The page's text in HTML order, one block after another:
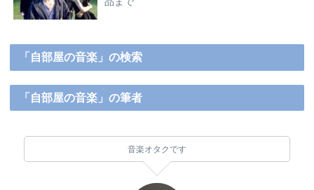
「自部屋の音楽」の検索
「自部屋の音楽」の筆者
音楽オタクです